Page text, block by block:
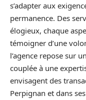
s’adapter aux
permanence. Des
élogieux, chaque
témoigner d’une
l’agence repose sur
couplée à une
envisagent des
Perpignan et dans